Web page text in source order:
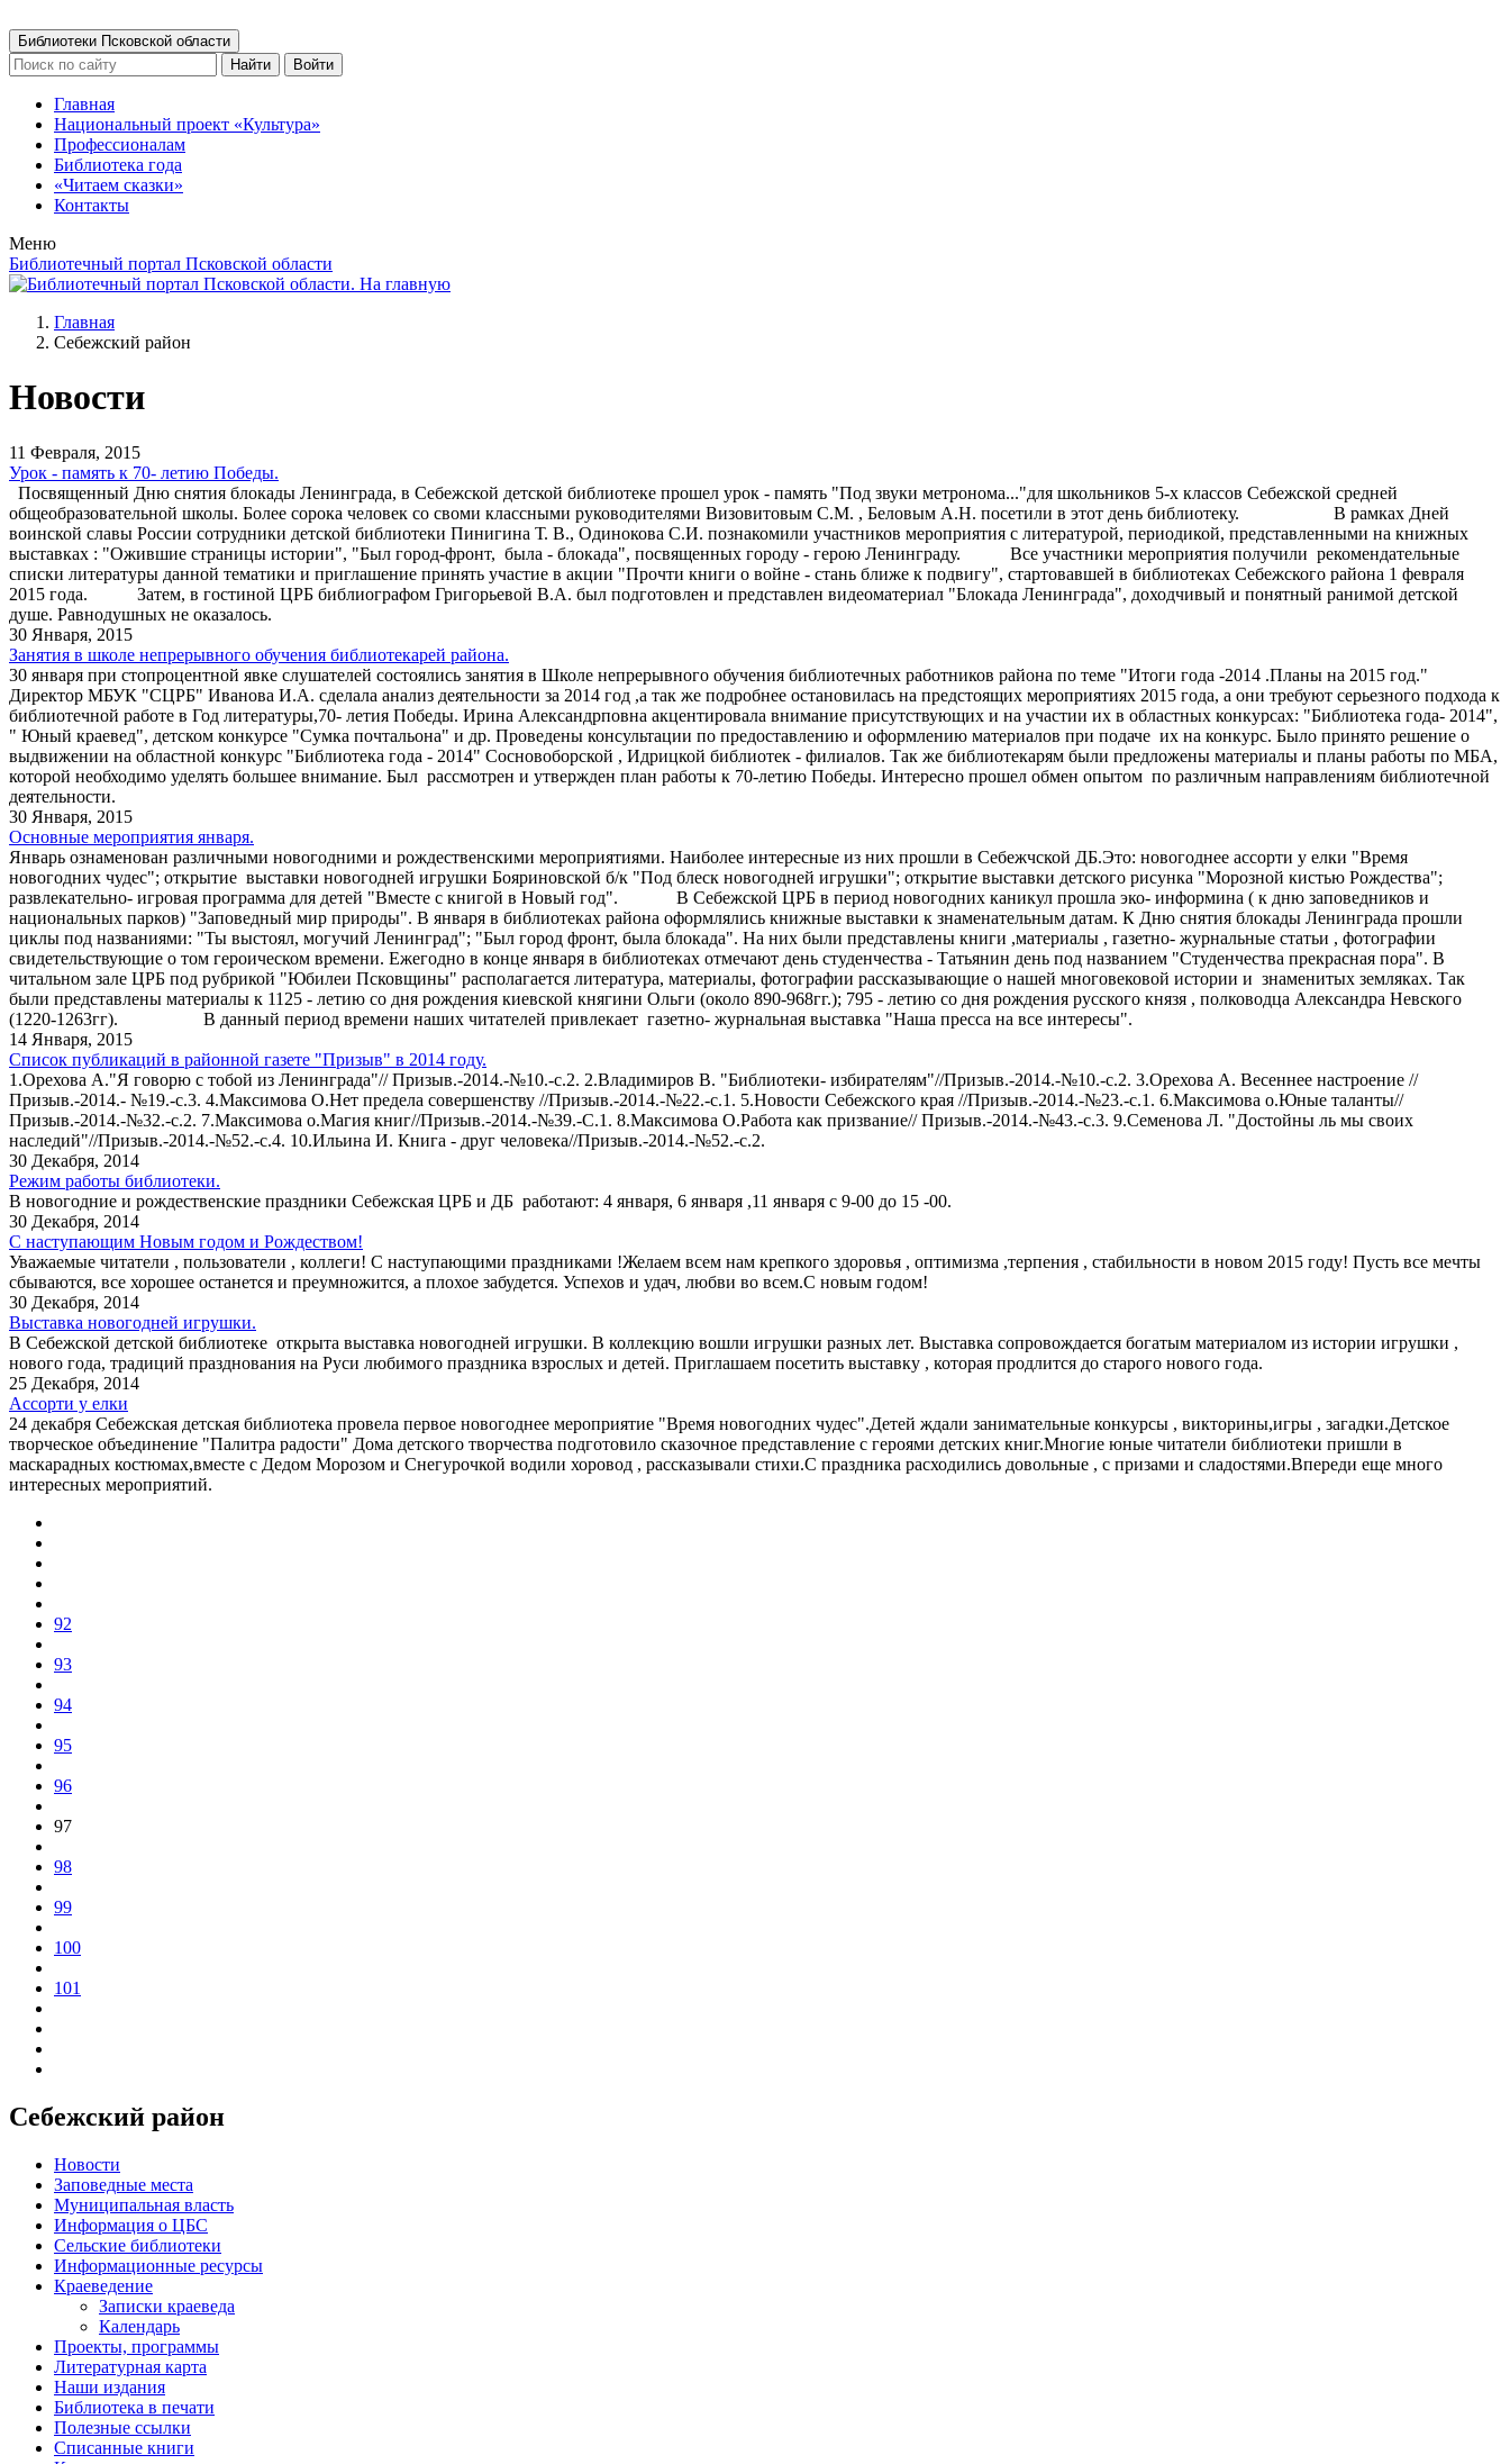
Библиотеки Псковской области
Найти
Войти
Главная
Национальный проект «Культура»
Профессионалам
Библиотека года
«Читаем сказки»
Контакты
Меню
Библиотечный портал Псковской области
Главная
Себежский район
Новости
11 Февраля, 2015
Урок - память к 70- летию Победы.
Посвященный Дню снятия блокады Ленинграда, в Себежской детской библиотеке прошел урок - память "Под звуки метронома..."для школьников 5-х классов Себежской средней
общеобразовательной школы. Более сорока человек со своми классными руководителями Визовитовым С.М. , Беловым А.Н. посетили в этот день библиотеку. В рамках Дней
воинской славы России сотрудники детской библиотеки Пинигина Т. В., Одинокова С.И. познакомили участников мероприятия с литературой, периодикой, представленными на книжных
выставках : "Ожившие страницы истории", "Был город-фронт, была - блокада", посвященных городу - герою Ленинграду. Все участники мероприятия получили рекомендательные
списки литературы данной тематики и приглашение принять участие в акции "Прочти книги о войне - стань ближе к подвигу", стартовавшей в библиотеках Себежского района 1 февраля
2015 года. Затем, в гостиной ЦРБ библиографом Григорьевой В.А. был подготовлен и представлен видеоматериал "Блокада Ленинграда", доходчивый и понятный ранимой детской
душе. Равнодушных не оказалось.
30 Января, 2015
Занятия в школе непрерывного обучения библиотекарей района.
30 января при стопроцентной явке слушателей состоялись занятия в Школе непрерывного обучения библиотечных работников района по теме "Итоги года -2014 .Планы на 2015 год."
Директор МБУК "СЦРБ" Иванова И.А. сделала анализ деятельности за 2014 год ,а так же подробнее остановилась на предстоящих мероприятиях 2015 года, а они требуют серьезного подхода к
библиотечной работе в Год литературы,70- летия Победы. Ирина Александрповна акцентировала внимание присутствующих и на участии их в областных конкурсах: "Библиотека года- 2014",
" Юный краевед", детском конкурсе "Сумка почтальона" и др. Проведены консультации по предоставлению и оформлению материалов при подаче их на конкурс. Было принято решение о
выдвижении на областной конкурс "Библиотека года - 2014" Сосновоборской , Идрицкой библиотек - филиалов. Так же библиотекарям были предложены материалы и планы работы по МБА,
которой необходимо уделять большее внимание. Был рассмотрен и утвержден план работы к 70-летию Победы. Интересно прошел обмен опытом по различным направлениям библиотечной
деятельности.
30 Января, 2015
Основные мероприятия января.
Январь ознаменован различными новогодними и рождественскими мероприятиями. Наиболее интересные из них прошли в Себежчской ДБ.Это: новогоднее ассорти у елки "Время
новогодних чудес"; открытие выставки новогодней игрушки Бояриновской б/к "Под блеск новогодней игрушки"; открытие выставки детского рисунка "Морозной кистью Рождества";
развлекательно- игровая программа для детей "Вместе с книгой в Новый год". В Себежской ЦРБ в период новогодних каникул прошла эко- информина ( к дню заповедников и
национальных парков) "Заповедный мир природы". В января в библиотеках района оформлялись книжные выставки к знаменательным датам. К Дню снятия блокады Ленинграда прошли
циклы под названиями: "Ты выстоял, могучий Ленинград"; "Был город фронт, была блокада". На них были представлены книги ,материалы , газетно- журнальные статьи , фотографии
свидетельствующие о том героическом времени. Ежегодно в конце января в библиотеках отмечают день студенчества - Татьянин день под названием "Студенчества прекрасная пора". В
читальном зале ЦРБ под рубрикой "Юбилеи Псковщины" располагается литература, материалы, фотографии рассказывающие о нашей многовековой истории и знаменитых земляках. Так
были представлены материалы к 1125 - летию со дня рождения киевской княгини Ольги (около 890-968гг.); 795 - летию со дня рождения русского князя , полководца Александра Невского
(1220-1263гг). В данный период времени наших читателей привлекает газетно- журнальная выставка "Наша пресса на все интересы".
14 Января, 2015
Список публикаций в районной газете "Призыв" в 2014 году.
1.Орехова А."Я говорю с тобой из Ленинграда"// Призыв.-2014.-№10.-с.2. 2.Владимиров В. "Библиотеки- избирателям"//Призыв.-2014.-№10.-с.2. 3.Орехова А. Весеннее настроение //
Призыв.-2014.- №19.-с.3. 4.Максимова О.Нет предела совершенству //Призыв.-2014.-№22.-с.1. 5.Новости Себежского края //Призыв.-2014.-№23.-с.1. 6.Максимова о.Юные таланты//
Призыв.-2014.-№32.-с.2. 7.Максимова о.Магия книг//Призыв.-2014.-№39.-С.1. 8.Максимова О.Работа как призвание// Призыв.-2014.-№43.-с.3. 9.Семенова Л. "Достойны ль мы своих
наследий"//Призыв.-2014.-№52.-с.4. 10.Ильина И. Книга - друг человека//Призыв.-2014.-№52.-с.2.
30 Декабря, 2014
Режим работы библиотеки.
В новогодние и рождественские праздники Себежская ЦРБ и ДБ работают: 4 января, 6 января ,11 января с 9-00 до 15 -00.
30 Декабря, 2014
С наступающим Новым годом и Рождеством!
Уважаемые читатели , пользователи , коллеги! С наступающими праздниками !Желаем всем нам крепкого здоровья , оптимизма ,терпения , стабильности в новом 2015 году! Пусть все мечты
сбываются, все хорошее останется и преумножится, а плохое забудется. Успехов и удач, любви во всем.С новым годом!
30 Декабря, 2014
Выставка новогодней игрушки.
В Себежской детской библиотеке открыта выставка новогодней игрушки. В коллекцию вошли игрушки разных лет. Выставка сопровождается богатым материалом из истории игрушки ,
нового года, традиций празднования на Руси любимого праздника взрослых и детей. Приглашаем посетить выставку , которая продлится до старого нового года.
25 Декабря, 2014
Ассорти у елки
24 декабря Себежская детская библиотека провела первое новогоднее мероприятие "Время новогодних чудес".Детей ждали занимательные конкурсы , викторины,игры , загадки.Детское
творческое объединение "Палитра радости" Дома детского творчества подготовило сказочное представление с героями детских книг.Многие юные читатели библиотеки пришли в
маскарадных костюмах,вместе с Дедом Морозом и Снегурочкой водили хоровод , рассказывали стихи.С праздника расходились довольные , с призами и сладостями.Впереди еще много
интересных мероприятий.
92
93
94
95
96
97
98
99
100
101
Себежский район
Новости
Заповедные места
Муниципальная власть
Информация о ЦБС
Сельские библиотеки
Информационные ресурсы
Краеведение
Записки краеведа
Календарь
Проекты, программы
Литературная карта
Наши издания
Библиотека в печати
Полезные ссылки
Списанные книги